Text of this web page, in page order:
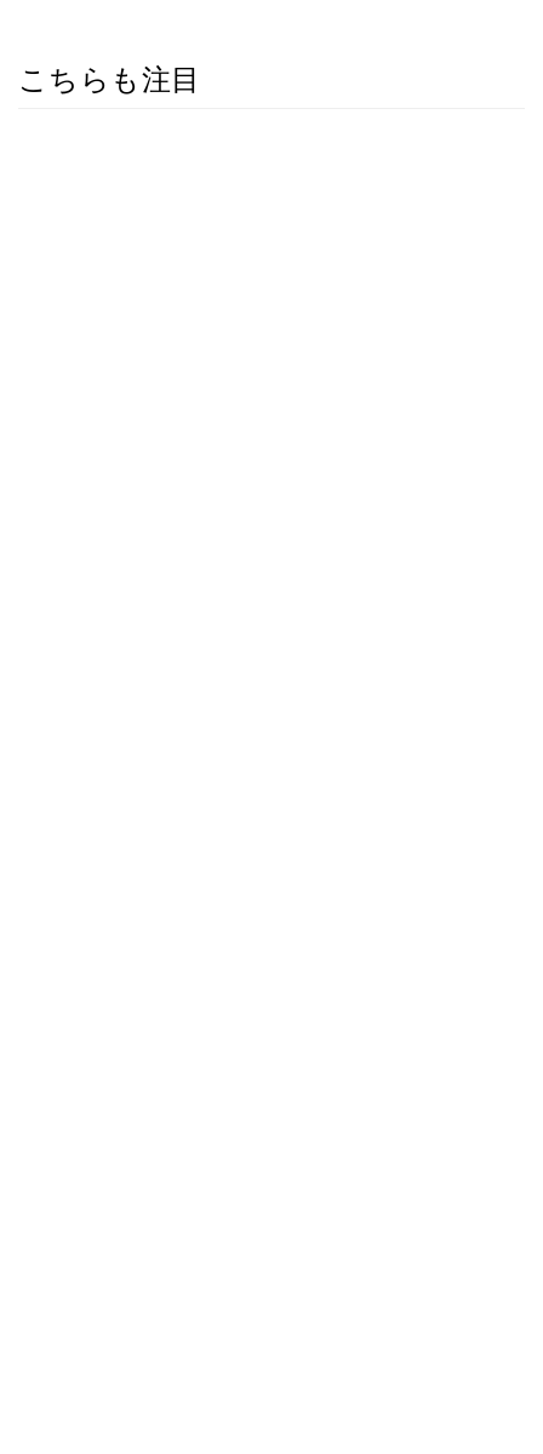
こちらも注目